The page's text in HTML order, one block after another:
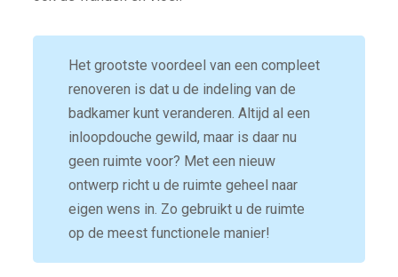
Het grootste voordeel van een compleet
renoveren is dat u de indeling van de
badkamer kunt veranderen. Altijd al een
inloopdouche gewild, maar is daar nu
geen ruimte voor? Met een nieuw
ontwerp richt u de ruimte geheel naar
eigen wens in. Zo gebruikt u de ruimte
op de meest functionele manier!